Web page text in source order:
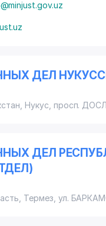
ДЕЛ
Нукус, просп.
ДЕЛ
Термез, ул.